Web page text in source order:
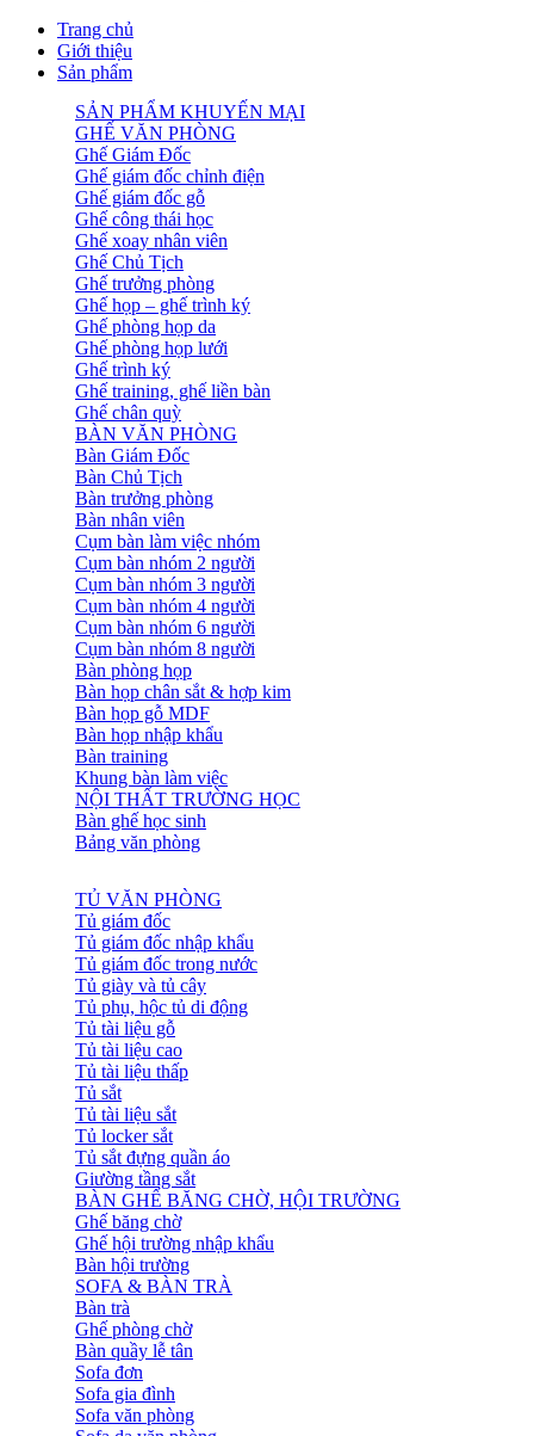
Trang chủ
Giới thiệu
Sản phẩm
SẢN PHẨM KHUYẾN MẠI
GHẾ VĂN PHÒNG
Ghế Giám Đốc
Ghế giám đốc chỉnh điện
Ghế giám đốc gỗ
Ghế công thái học
Ghế xoay nhân viên
Ghế Chủ Tịch
Ghế trưởng phòng
Ghế họp – ghế trình ký
Ghế phòng họp da
Ghế phòng họp lưới
Ghế trình ký
Ghế training, ghế liền bàn
Ghế chân quỳ
BÀN VĂN PHÒNG
Bàn Giám Đốc
Bàn Chủ Tịch
Bàn trưởng phòng
Bàn nhân viên
Cụm bàn làm việc nhóm
Cụm bàn nhóm 2 người
Cụm bàn nhóm 3 người
Cụm bàn nhóm 4 người
Cụm bàn nhóm 6 người
Cụm bàn nhóm 8 người
Bàn phòng họp
Bàn họp chân sắt & hợp kim
Bàn họp gỗ MDF
Bàn họp nhập khẩu
Bàn training
Khung bàn làm việc
NỘI THẤT TRƯỜNG HỌC
Bàn ghế học sinh
Bảng văn phòng
TỦ VĂN PHÒNG
Tủ giám đốc
Tủ giám đốc nhập khẩu
Tủ giám đốc trong nước
Tủ giày và tủ cây
Tủ phụ, hộc tủ di động
Tủ tài liệu gỗ
Tủ tài liệu cao
Tủ tài liệu thấp
Tủ sắt
Tủ tài liệu sắt
Tủ locker sắt
Tủ sắt đựng quần áo
Giường tầng sắt
BÀN GHẾ BĂNG CHỜ, HỘI TRƯỜNG
Ghế băng chờ
Ghế hội trường nhập khẩu
Bàn hội trường
SOFA & BÀN TRÀ
Bàn trà
Ghế phòng chờ
Bàn quầy lễ tân
Sofa đơn
Sofa gia đình
Sofa văn phòng